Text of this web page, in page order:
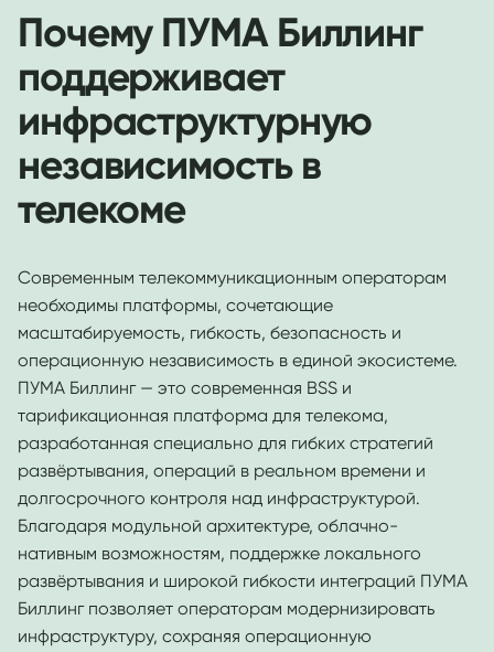
Почему ПУМА Биллинг
поддерживает
инфраструктурную
независимость в
телекоме
Современным телекоммуникационным операторам
необходимы платформы, сочетающие
масштабируемость, гибкость, безопасность и
операционную независимость в единой экосистеме.
ПУМА Биллинг — это современная BSS и
тарификационная платформа для телекома,
разработанная специально для гибких стратегий
развёртывания, операций в реальном времени и
долгосрочного контроля над инфраструктурой.
Благодаря модульной архитектуре, облачно-
нативным возможностям, поддержке локального
развёртывания и широкой гибкости интеграций ПУМА
Биллинг позволяет операторам модернизировать
инфраструктуру, сохраняя операционную